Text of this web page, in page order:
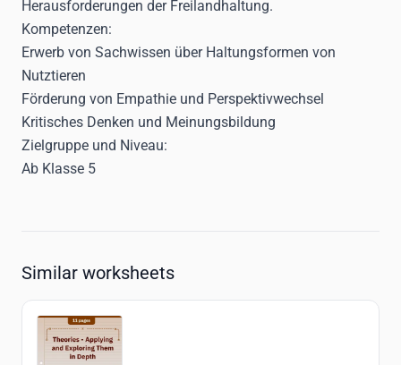
Herausforderungen der Freilandhaltung.
Kompetenzen:
Erwerb von Sachwissen über Haltungsformen von
Nutztieren
Förderung von Empathie und Perspektivwechsel
Kritisches Denken und Meinungsbildung
Zielgruppe und Niveau:
Ab Klasse 5
Similar worksheets